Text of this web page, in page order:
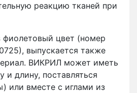
реакцию тканей при
цвет (номер
выпускается также
ВИКРИЛ может иметь
и длину, поставляться
или вместе с иглами из